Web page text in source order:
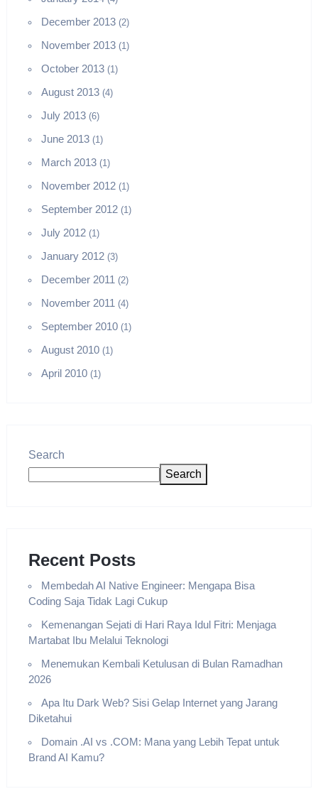
December 2013(2)
November 2013(1)
October 2013(1)
August 2013(4)
July 2013(6)
June 2013(1)
March 2013(1)
November 2012(1)
September 2012(1)
July 2012(1)
January 2012(3)
December 2011(2)
November 2011(4)
September 2010(1)
August 2010(1)
April 2010(1)
Search
Search
Recent Posts
Membedah AI Native Engineer: Mengapa Bisa
Coding Saja Tidak Lagi Cukup
Kemenangan Sejati di Hari Raya Idul Fitri: Menjaga
Martabat Ibu Melalui Teknologi
Menemukan Kembali Ketulusan di Bulan Ramadhan
2026
Apa Itu Dark Web? Sisi Gelap Internet yang Jarang
Diketahui
Domain .AI vs .COM: Mana yang Lebih Tepat untuk
Brand AI Kamu?